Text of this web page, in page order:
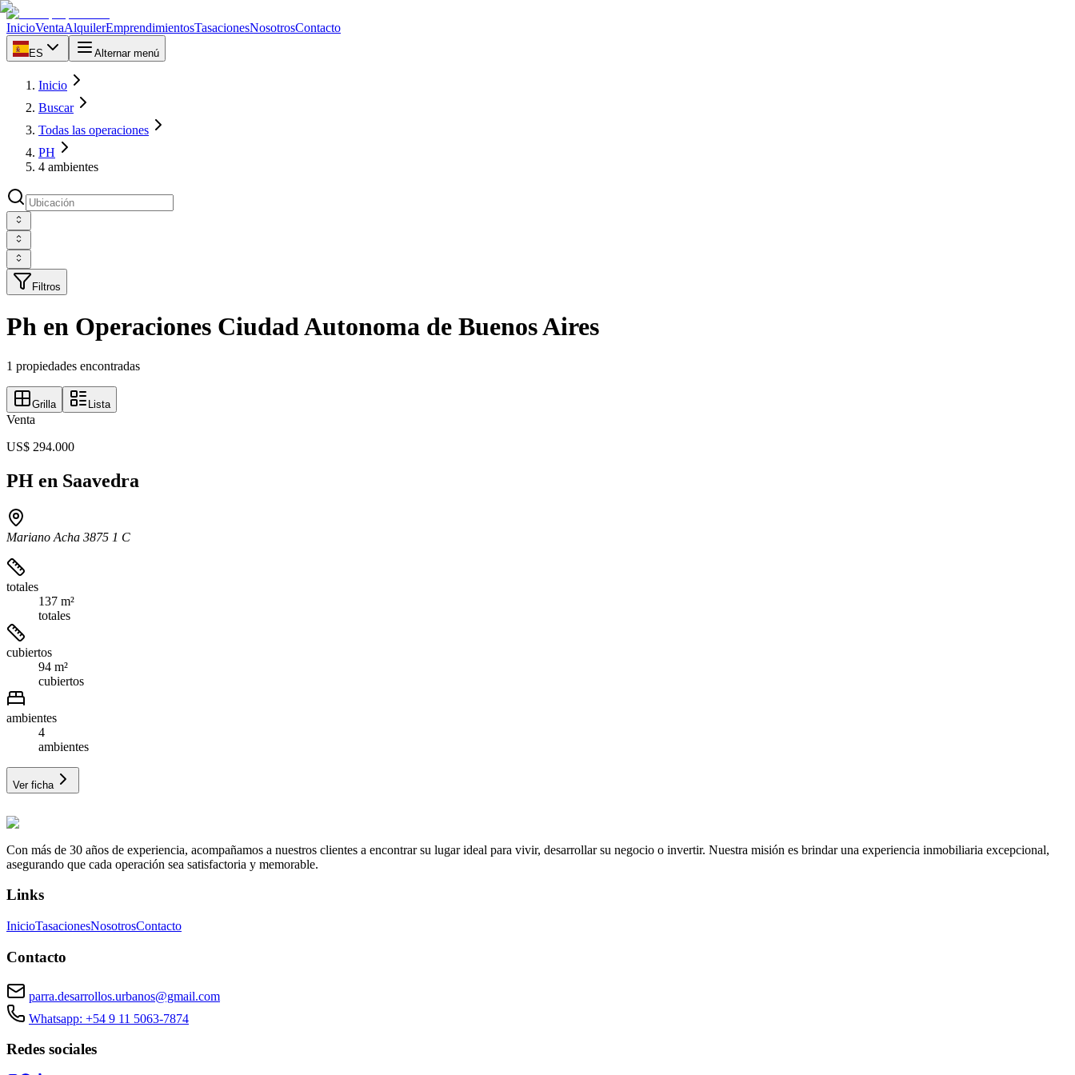
InicioVentaAlquilerEmprendimientosTasacionesNosotrosContacto
ES Alternar menú
Inicio
Buscar
Todas las operaciones
PH
4 ambientes
Filtros
Ph en Operaciones Ciudad Autonoma de Buenos Aires
1 propiedades encontradas
Grilla Lista
Venta
US$ 294.000
PH en Saavedra
Mariano Acha 3875 1 C
totales
137 m²
totales
cubiertos
94 m²
cubiertos
ambientes
4
ambientes
Ver ficha
Con más de 30 años de experiencia, acompañamos a nuestros clientes a encontrar su lugar ideal para vivir, desarrollar su negocio o invertir. Nuestra misión es brindar una experiencia inmobiliaria excepcional,
asegurando que cada operación sea satisfactoria y memorable.
Links
InicioTasacionesNosotrosContacto
Contacto
parra.desarrollos.urbanos@gmail.com
Whatsapp: +54 9 11 5063-7874
Redes sociales